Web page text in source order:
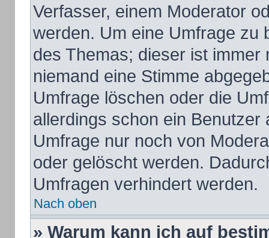
Verfasser, einem Moderator
werden. Um eine Umfrage zu
des Themas; dieser ist
niemand eine Stimme
Umfrage löschen oder die
allerdings schon ein
Umfrage nur noch von
oder gelöscht werden.
Umfragen verhindert werden.
Nach oben
» Warum kann ich auf